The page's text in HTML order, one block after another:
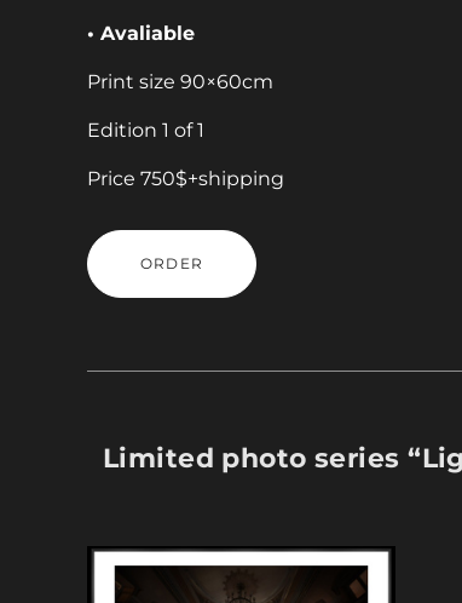
• Avaliable
Print size 90×60cm
Edition 1 of 1
Price 750$+shipping
ORDER
Limited photo series